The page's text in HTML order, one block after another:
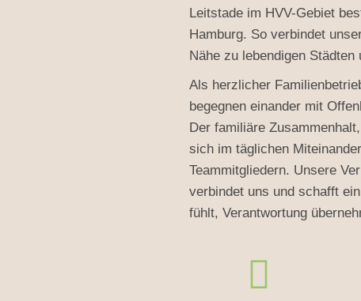
Leitstade im HVV-Gebiet
Hamburg. So verbindet
Nähe zu lebendigen
Als herzlicher
begegnen einander mit
Der familiäre
sich im täglichen
Teammitgliedern. Unsere
verbindet uns und schafft
fühlt, Verantwortung